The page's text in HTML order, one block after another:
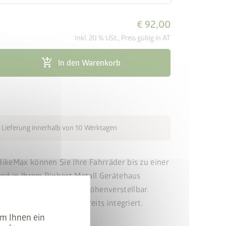
Ihnen ein
€ 92,00
Inkl. 20 % USt., Preis gültig in AT
add_shopping_cart In den Warenkorb
innerhalb von 10 Werktagen
können Sie Ihre Fahrräder bis zu einer
in Ihrem Biohort Metall Gerätehaus
ist zudem 8-fach höhenverstellbar.
für Fahrradschlösser bereits integriert.
cancel